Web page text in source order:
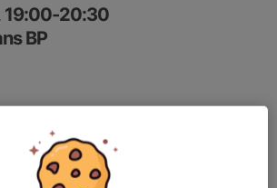
19:00-20:30
BP
lagets medlemmar.